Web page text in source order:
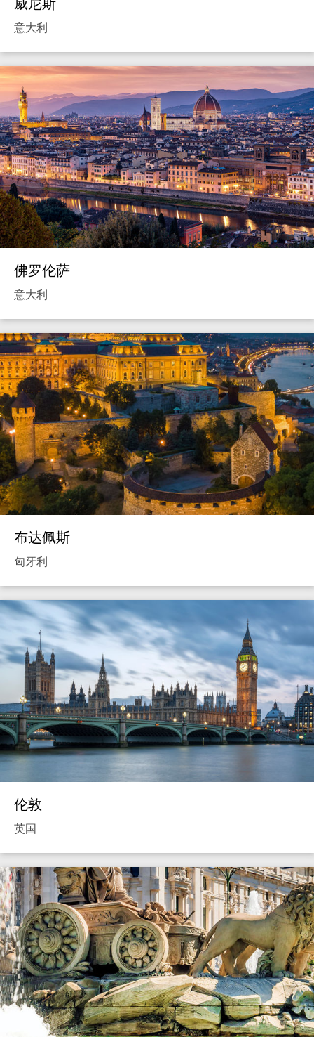
威尼斯
意大利
佛罗伦萨
意大利
布达佩斯
匈牙利
伦敦
英国